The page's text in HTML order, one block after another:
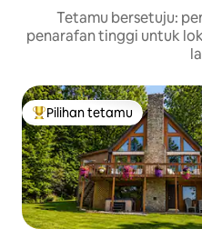
Tetamu bersetuju:
penarafan tinggi untuk
Pilihan utama tetamu
Pilihan tetamu